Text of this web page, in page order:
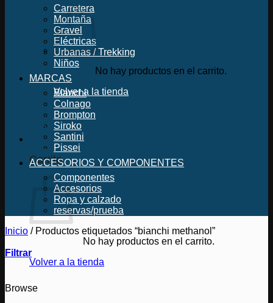
No hay productos en el carrito.
Volver a la tienda
Carrito
No hay productos en el carrito.
Volver a la tienda
Carretera
Montaña
Gravel
Eléctricas
Urbanas / Trekking
Niños
MARCAS
Bianchi
Colnago
Brompton
Siroko
Santini
Pissei
ACCESORIOS Y COMPONENTES
Componentes
Accesorios
Ropa y calzado
reservas/prueba
Inicio /Productos etiquetados “bianchi methanol”
Filtrar
Browse